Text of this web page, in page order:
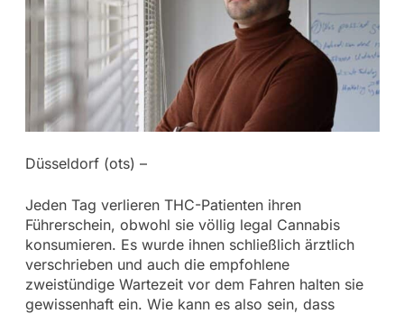
Düsseldorf (ots) –
Jeden Tag verlieren THC-Patienten ihren
Führerschein, obwohl sie völlig legal Cannabis
konsumieren. Es wurde ihnen schließlich ärztlich
verschrieben und auch die empfohlene
zweistündige Wartezeit vor dem Fahren halten sie
gewissenhaft ein. Wie kann es also sein, dass